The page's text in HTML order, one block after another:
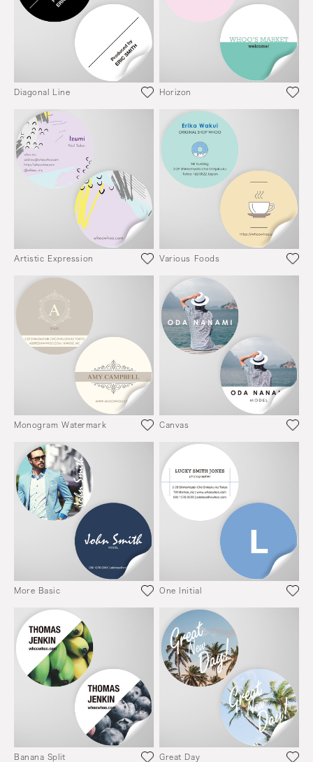
Diagonal Line Horizon
Artistic Expression Various Foods
Monogram Watermark Canvas
More Basic One Initial
Banana Split Great Day